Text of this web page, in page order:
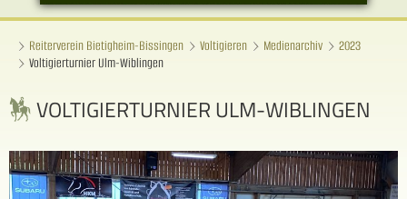
Reiterverein Bietigheim-Bissingen Voltigieren Medienarchiv
2023
Voltigierturnier Ulm-Wiblingen
VOLTIGIERTURNIER ULM-WIBLINGEN